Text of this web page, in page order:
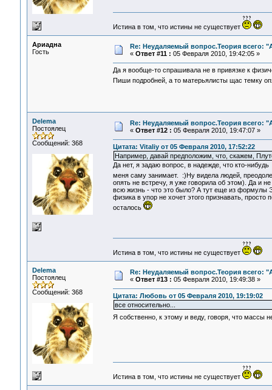
Истина в том, что истины не существует
Ариадна
Гость
Re: Неудаляемый вопрос.Теория всего:
« Ответ #11 : 05 Февраля 2010, 19:42:05 »
Да я вообще-то спрашивала не в привязке к
Пиши подробней, а то матерьялисты щас темку
Delema
Постоялец
Сообщений: 368
Re: Неудаляемый вопрос.Теория всего:
« Ответ #12 : 05 Февраля 2010, 19:47:07 »
Цитата: Vitaliy от 05 Февраля 2010, 17:52:22
Например, давай предположим, что, скажем,
Да нет, я задаю вопрос, в надежде, что кто-
меня саму занимает. :)Ну видела людей,
опять не встречу, я уже говорила об этом). Да и
всю жизнь - что это было? А тут еще из формулы
физика в упор не хочет этого признавать,
осталось
Истина в том, что истины не существует
Delema
Постоялец
Сообщений: 368
Re: Неудаляемый вопрос.Теория всего:
« Ответ #13 : 05 Февраля 2010, 19:49:38 »
Цитата: Любовь от 05 Февраля 2010, 19:19:02
все относительно...
Я собственно, к этому и веду, говоря, что массы
Истина в том, что истины не существует